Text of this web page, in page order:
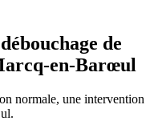
de
en-Barœul
normale, une intervention